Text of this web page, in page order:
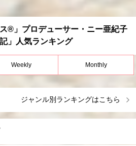
®︎」プロデューサー・ニー亜紀子
」人気ランキング
Weekly Monthly
ジャンル別ランキングはこちら